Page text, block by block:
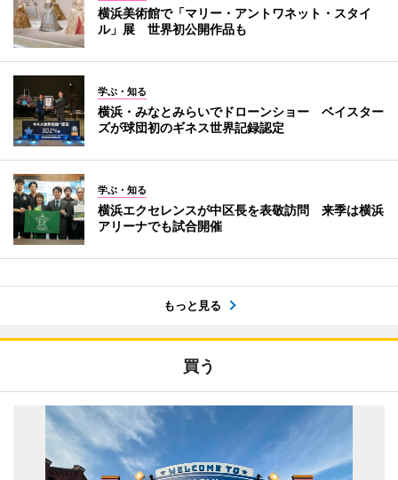
横浜美術館で「マリー・アントワネット・スタイ
ル」展 世界初公開作品も
学ぶ・知る
横浜・みなとみらいでドローンショー ベイスター
ズが球団初のギネス世界記録認定
学ぶ・知る
横浜エクセレンスが中区長を表敬訪問 来季は横浜
アリーナでも試合開催
もっと見る
買う